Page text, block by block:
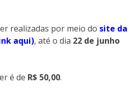
realizadas por meio do site da
aqui), até o dia 22 de junho
é de R$ 50,00.